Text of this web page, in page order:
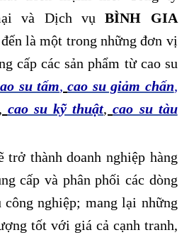
và Dịch vụ BÌNH GIA
là một trong những đơn vị
cấp các sản phẩm từ cao su
su tấm,cao su giảm chấn,
, cao su kỹ thuật,cao su tàu
thành doanh nghiệp hàng
cấp và phân phối các dòng
công nghiệp; mang lại những
tốt với giá cả cạnh tranh,